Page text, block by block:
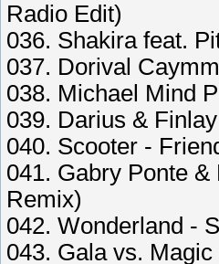
Radio Edit)
036. Shakira feat.
037. Dorival
038. Michael Mind
039. Darius &
040. Scooter -
041. Gabry Ponte
Remix)
042. Wonderland -
043. Gala vs.